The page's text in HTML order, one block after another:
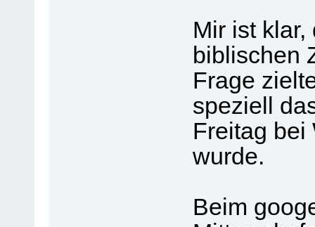
Mir ist
biblischen
Frage
speziell
Freitag bei
wurde.
Beim